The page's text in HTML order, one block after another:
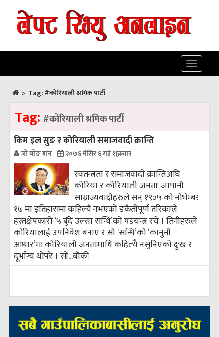
Toggle
> Tag: #कोरियाली श्रमिक पार्टी
Tag: #कोरियाली श्रमिक पार्टी
किम इल सुङ र कोरियाली समाजवादी क्रान्ति
जो योङ मान २०७६ मंसिर ६ गते शुक्रवार
स्वतन्त्रता र समाजवादी क्रान्तिअघि
कोरिया र कोरियाली जनताः जापानी
साम्राज्यवादीहरुले सन् १९०५ को नोभेम्बर
१७ मा इतिहासमा कहिल्यै नभएको डकैतीपूर्ण तरिकाले
हस्तक्षेपकारी ‘५ बुँदे उल्सा सन्धि’को षडयन्त्र रचे । तिनीहरुले
कोरियालाई उपनिवेश बनाए र सो 'सन्धि’को ‘कानुनी
आधार’मा कोरियाली जनतामाथि कहिल्यै नसुनिएको दुःख र
दूर्भाग्य थोपरे । सो...बाँकी